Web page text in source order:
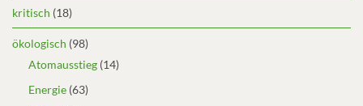
kritisch (18)
ökologisch (98)
Atomausstieg (14)
Energie (63)